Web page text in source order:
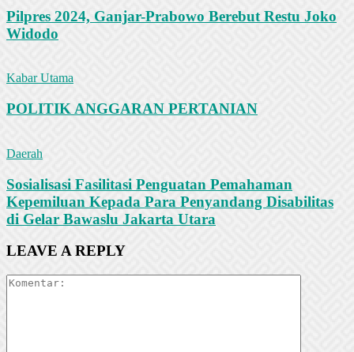
Pilpres 2024, Ganjar-Prabowo Berebut Restu Joko
Widodo
Kabar Utama
POLITIK ANGGARAN PERTANIAN
Daerah
Sosialisasi Fasilitasi Penguatan Pemahaman
Kepemiluan Kepada Para Penyandang Disabilitas
di Gelar Bawaslu Jakarta Utara
LEAVE A REPLY